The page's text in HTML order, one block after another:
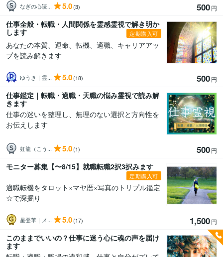
なぎの心読... 5.0(3) 500円
仕事全般・転職・人間関係を霊感霊視で解き明か
します
定期購入可
あなたの本質、運命、転機、適職、キャリアアッ
プを読み解きます
ゆうき｜霊... 5.0(18) 500円
仕事鑑定｜転職・適職・天職の悩み霊視で読み解
きます
仕事の迷いを整理し、無理のない選択と方向性を
お伝えします
虹龍（こう... 5.0(1) 500円
モニター募集【〜8/15】就職転職2択3択みます
定期購入可
適職転機をタロット×マヤ暦×写真のトリプル鑑定
☆で深掘り
星登華｜メ... 5.0(17) 1,500円
このままでいいの？仕事に迷う心に魂の声を届け
ます